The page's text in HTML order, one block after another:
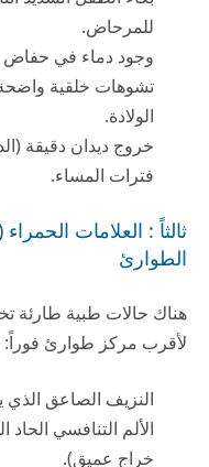
للمرحاض.
وجود دماء في حفاض
تشوهات خلقية
الولادة.
خروج ديدان دقيقة
فترات المساء.
الطوارئ
هناك حالات طبية طارئة
لأقرب مركز طوارئ فوراً:
النزيف الصاعق الذي
الألم التنافسي
خراج عميق).